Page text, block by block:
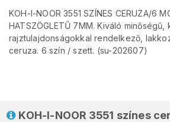
KOH-I-NOOR 3551 SZÍNES CERUZA/6
HATSZÖGLETŰ 7MM. Kiváló minőségű,
rajztulajdonságokkal rendelkező,
ceruza. 6 szín / szett. (su-202607)
KOH-I-NOOR 3551 színes